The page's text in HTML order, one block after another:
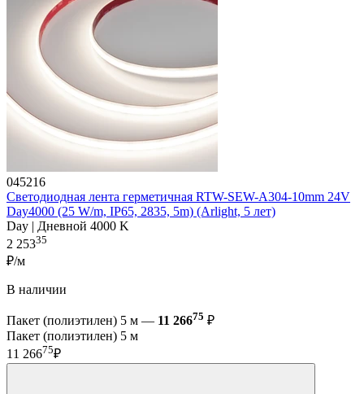
045216
Светодиодная лента герметичная RTW-SEW-A304-10mm 24V
Day4000 (25 W/m, IP65, 2835, 5m) (Arlight, 5 лет)
Day | Дневной 4000 K
2 25335
₽/м
В наличии
Пакет (полиэтилен) 5 м — 11 26675 ₽
Пакет (полиэтилен) 5 м
11 26675₽